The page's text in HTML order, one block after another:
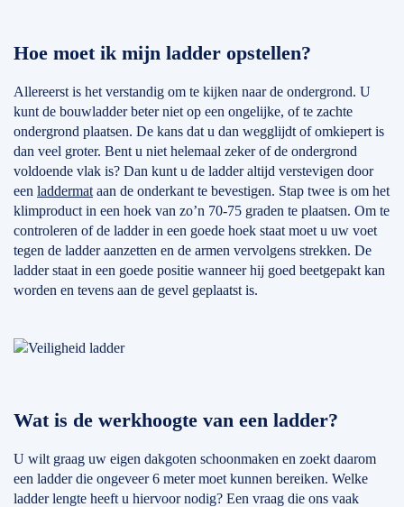
Hoe moet ik mijn ladder opstellen?
Allereerst is het verstandig om te kijken naar de ondergrond. U
kunt de bouwladder beter niet op een ongelijke, of te zachte
ondergrond plaatsen. De kans dat u dan wegglijdt of omkiepert is
dan veel groter. Bent u niet helemaal zeker of de ondergrond
voldoende vlak is? Dan kunt u de ladder altijd verstevigen door
een laddermat aan de onderkant te bevestigen. Stap twee is om het
klimproduct in een hoek van zo’n 70-75 graden te plaatsen. Om te
controleren of de ladder in een goede hoek staat moet u uw voet
tegen de ladder aanzetten en de armen vervolgens strekken. De
ladder staat in een goede positie wanneer hij goed beetgepakt kan
worden en tevens aan de gevel geplaatst is.
Wat is de werkhoogte van een ladder?
U wilt graag uw eigen dakgoten schoonmaken en zoekt daarom
een ladder die ongeveer 6 meter moet kunnen bereiken. Welke
ladder lengte heeft u hiervoor nodig? Een vraag die ons vaak